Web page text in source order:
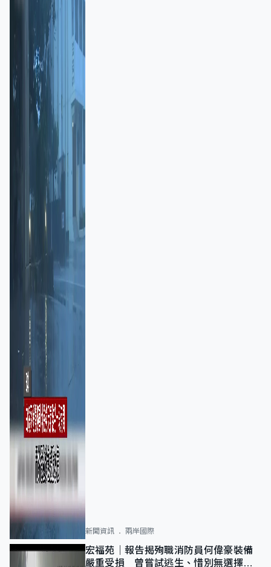
新聞資訊 兩岸國際
宏福苑｜報告揭殉職消防員何偉豪裝備
嚴重受損 曾嘗試逃生、惜別無選擇下